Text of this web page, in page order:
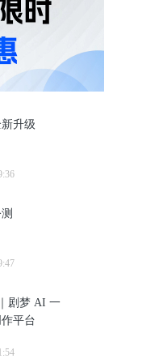
升级
剧梦 AI 一
平台